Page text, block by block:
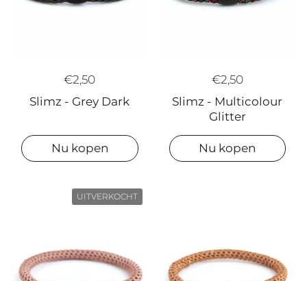
€2,50
Slimz - Grey Dark
Nu kopen
€2,50
Slimz - Multicolour
Glitter
Nu kopen
UITVERKOCHT